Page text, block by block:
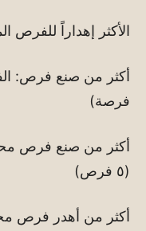
الأكثر إهداراً للفرص
فرصة)
أكثر من صنع فرص
(٥ فرص)
أكثر من أهدر فرص